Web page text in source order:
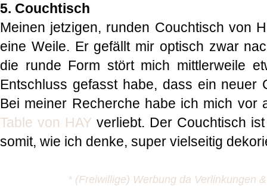
5. Couchtisch
Meinen jetzigen, runden Couchtisch von
eine Weile. Er gefällt mir optisch zwar
die runde Form stört mich mittlerweile
Entschluss gefasst habe, dass ein neuer
Bei meiner Recherche habe ich mich
Table von HAY verliebt. Der Couchtisch
somit, wie ich denke, super vielseitig
* (Freiwillige) Werbung da Verlinkungen